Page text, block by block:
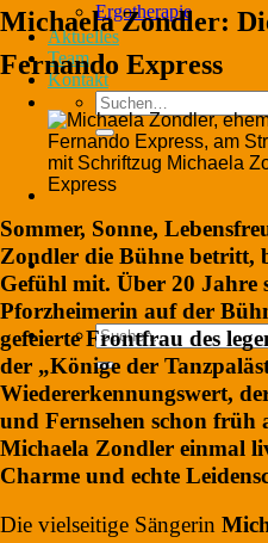
Ergotherapie
Aktuelles
Team
Kontakt
Suchen
nach:
Suchen
nach:
Michaela Zondler:
Fernando Express
Sommer, Sonne,
Zondler die Bühne betritt,
Gefühl mit. Über 20 Jahre
Pforzheimerin auf der
gefeierte Frontfrau des
der „Könige der
Wiedererkennungswert,
und Fernsehen schon früh
Michaela Zondler einmal
Charme und echte
Die vielseitige Sängerin